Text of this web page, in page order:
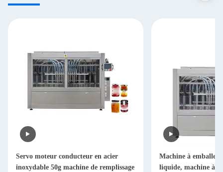
Servo moteur conducteur en acier
inoxydable 50g machine de remplissage
Machine à emballer
liquide, machine à